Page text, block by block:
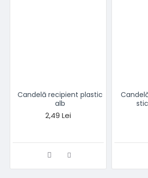
Candelă recipient plastic
alb
2,49 Lei